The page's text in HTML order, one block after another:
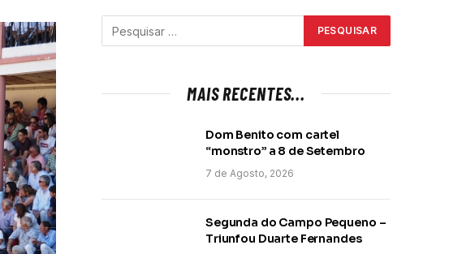
MAIS RECENTES...
Dom Benito com cartel
“monstro” a 8 de Setembro
7 de Agosto, 2026
Segunda do Campo Pequeno –
Triunfou Duarte Fernandes